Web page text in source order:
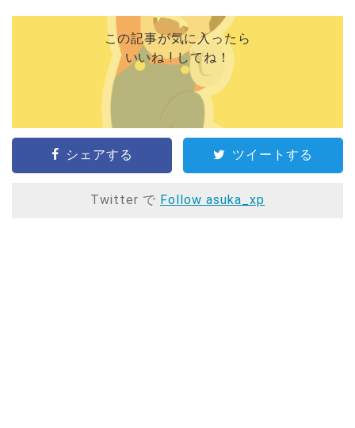
この記事が気に入ったら
いいね ! してね！
シェアする ツイートする
Twitter で Follow asuka_xp